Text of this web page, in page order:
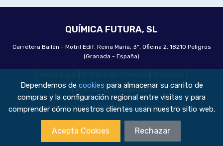
QUÍMICA FUTURA, SL
Carretera Bailén - Motril Edif. Reina María, 3º, Oficina 2. 18210 Peligros
(Granada - España)
|Política de Privacidad|
Copyright © QUÍMICA FUTURA, SL. All rights reserved
Made with❤byAmira Creativos
Dependemos de cookies para almacenar su carrito de
compras y la configuración regional entre visitas y para
comprender cómo nuestros clientes usan nuestro sitio web.
Acepta Cookies Rechazar